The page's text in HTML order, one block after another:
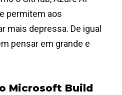
permitem aos
mais depressa. De igual
pensar em grande e
Microsoft Build